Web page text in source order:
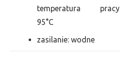
temperatura pracy
95°C
zasilanie: wodne